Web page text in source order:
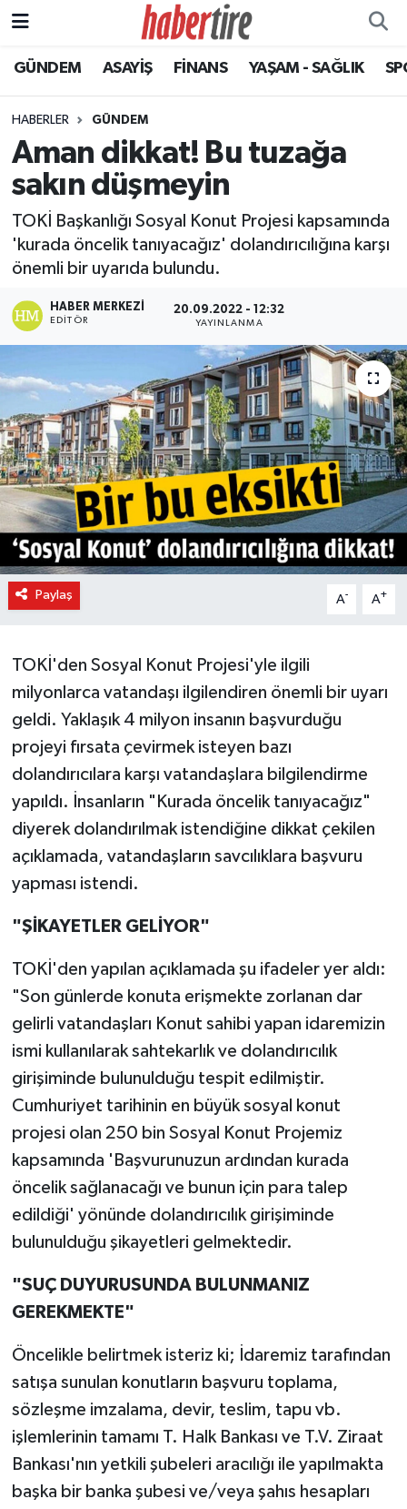
GÜNDEM ASAYİŞ FİNANS YAŞAM - SAĞLIK
HABERLER GÜNDEM
Aman dikkat! Bu tuzağa
sakın düşmeyin
TOKİ Başkanlığı Sosyal Konut Projesi kapsamında
'kurada öncelik tanıyacağız' dolandırıcılığına karşı
önemli bir uyarıda bulundu.
HABER MERKEZI
EDITÖR
20.09.2022 - 12:32
YAYINLANMA
Paylaş A- A+
TOKİ'den Sosyal Konut Projesi'yle ilgili
milyonlarca vatandaşı ilgilendiren önemli bir uyarı
geldi. Yaklaşık 4 milyon insanın başvurduğu
projeyi fırsata çevirmek isteyen bazı
dolandırıcılara karşı vatandaşlara bilgilendirme
yapıldı. İnsanların "Kurada öncelik tanıyacağız"
diyerek dolandırılmak istendiğine dikkat çekilen
açıklamada, vatandaşların savcılıklara başvuru
yapması istendi.
"ŞİKAYETLER GELİYOR"
TOKİ'den yapılan açıklamada şu ifadeler yer aldı:
"Son günlerde konuta erişmekte zorlanan dar
gelirli vatandaşları Konut sahibi yapan idaremizin
ismi kullanılarak sahtekarlık ve dolandırıcılık
girişiminde bulunulduğu tespit edilmiştir.
Cumhuriyet tarihinin en büyük sosyal konut
projesi olan 250 bin Sosyal Konut Projemiz
kapsamında 'Başvurunuzun ardından kurada
öncelik sağlanacağı ve bunun için para talep
edildiği' yönünde dolandırıcılık girişiminde
bulunulduğu şikayetleri gelmektedir.
"SUÇ DUYURUSUNDA BULUNMANIZ
GEREKMEKTE"
Öncelikle belirtmek isteriz ki; İdaremiz tarafından
satışa sunulan konutların başvuru toplama,
sözleşme imzalama, devir, teslim, tapu vb.
işlemlerinin tamamı T. Halk Bankası ve T.V. Ziraat
Bankası'nın yetkili şubeleri aracılığı ile yapılmakta
başka bir banka şubesi ve/veya şahıs hesapları
Tire Nöbetçi Eczaneler
Tire Hava Durumu
Tire Trafik Yoğunluk Haritası
Süper Lig Puan Durumu ve Fikstür
Tüm Manşetler
Son Dakika Haberleri
Haber Arşivi